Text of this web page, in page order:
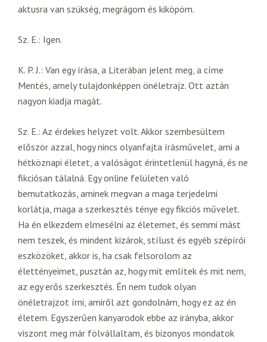
aktusra van szükség, megrágom és kiköpöm.
Sz. E.: Igen.
K. P. J.: Van egy írása, a Literában jelent meg, a címe
Mentés, amely tulajdonképpen önéletrajz. Ott aztán
nagyon kiadja magát.
Sz. E.: Az érdekes helyzet volt. Akkor szembesültem
először azzal, hogy nincs olyanfajta írásművelet, ami a
hétköznapi életet, a valóságot érintetlenül hagyná, és ne
fikciósan tálalná. Egy online felületen való
bemutatkozás, aminek megvan a maga terjedelmi
korlátja, maga a szerkesztés ténye egy fikciós művelet.
Ha én elkezdem elmesélni az életemet, és semmi mást
nem teszek, és mindent kizárok, stílust és egyéb szépírói
eszközöket, akkor is, ha csak felsorolom az
élettényeimet, pusztán az, hogy mit említek és mit nem,
az egy erős szerkesztés. Én nem tudok olyan
önéletrajzot írni, amiről azt gondolnám, hogy ez az én
életem. Egyszerűen kanyarodok ebbe az irányba, akkor
viszont meg már fölvállaltam, és bizonyos mondatok